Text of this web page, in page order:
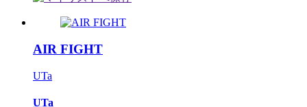
AIR FIGHT
UTa
UTa